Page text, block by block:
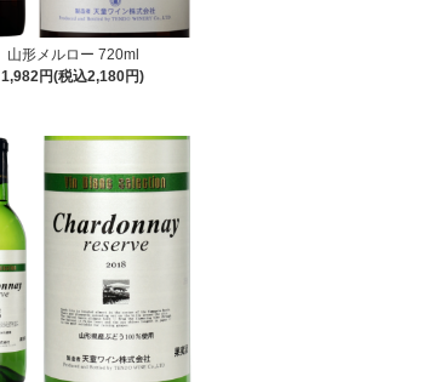
山形メルロー 720ml
1,982円(税込2,180円)